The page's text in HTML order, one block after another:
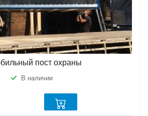
пост охраны
В наличии